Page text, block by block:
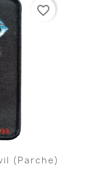
(Parche)
favorite_border